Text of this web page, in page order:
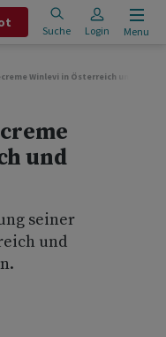
Suche Login Menu
Winlevi in Österreich und
und
seiner
und